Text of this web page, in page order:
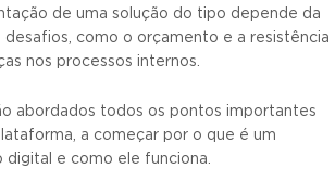
de uma solução do tipo depende da
como o orçamento e a resistência
nos processos internos.
abordados todos os pontos importantes
a começar por o que é um
digital e como ele funciona.